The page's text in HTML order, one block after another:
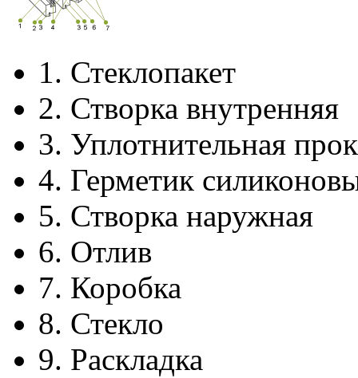
1. Стеклопакет
2. Створка внутренняя
3. Уплотнительная
4. Герметик
5. Створка наружная
6. Отлив
7. Коробка
8. Стекло
9. Раскладка